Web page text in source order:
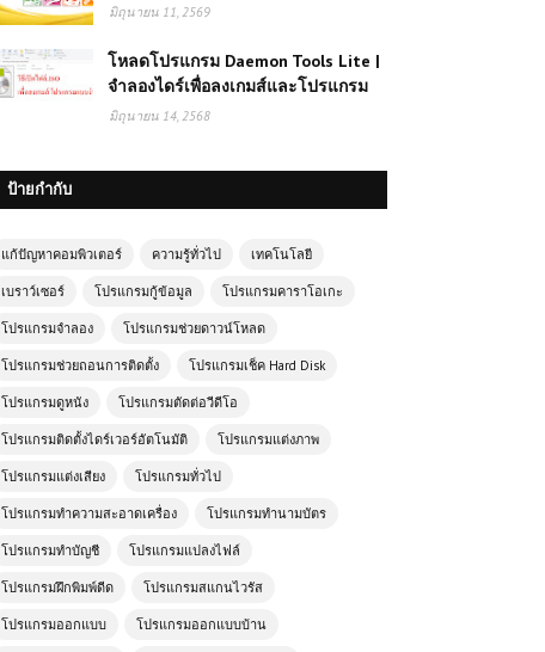
มิถุนายน 11, 2569
โหลดโปรแกรม Daemon Tools Lite |
จำลองไดร์เพื่อลงเกมส์และโปรแกรม
มิถุนายน 14, 2568
ป้ายกำกับ
แก้ปัญหาคอมพิวเตอร์ ความรู้ทั่วไป เทคโนโลยี
เบราว์เซอร์ โปรแกรมกู้ข้อมูล โปรแกรมคาราโอเกะ
โปรแกรมจำลอง โปรแกรมช่วยดาวน์โหลด
โปรแกรมช่วยถอนการติดตั้ง โปรแกรมเช็ค Hard Disk
โปรแกรมดูหนัง โปรแกรมตัดต่อวีดีโอ
โปรแกรมติดตั้งไดร์เวอร์อัตโนมัติ โปรแกรมแต่งภาพ
โปรแกรมแต่งเสียง โปรแกรมทั่วไป
โปรแกรมทำความสะอาดเครื่อง โปรแกรมทำนามบัตร
โปรแกรมทำบัญชี โปรแกรมแปลงไฟล์
โปรแกรมฝึกพิมพ์ดีด โปรแกรมสแกนไวรัส
โปรแกรมออกแบบ โปรแกรมออกแบบบ้าน